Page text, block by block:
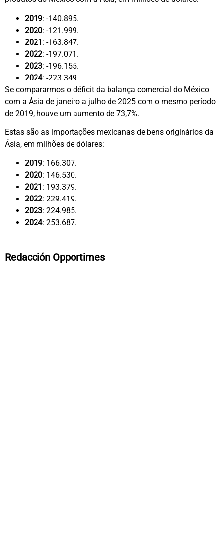
2019: -140.895.
2020: -121.999.
2021: -163.847.
2022: -197.071.
2023: -196.155.
2024: -223.349.
Se compararmos o déficit da balança comercial do México
com a Ásia de janeiro a julho de 2025 com o mesmo período
de 2019, houve um aumento de 73,7%.
Estas são as importações mexicanas de bens originários da
Ásia, em milhões de dólares:
2019: 166.307.
2020: 146.530.
2021: 193.379.
2022: 229.419.
2023: 224.985.
2024: 253.687.
Redacción Opportimes